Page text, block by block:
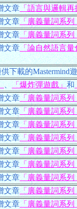
文章「語言與邏輯再
文章「廣義量詞系
文章「廣義量詞系
文章「論自然語言
下載的Mastermind
、「爆炸彈遊戲」和
文章「廣義量詞系
文章「廣義量詞系
文章「廣義量詞系
文章「廣義量詞系
文章「廣義量詞系
文章「廣義量詞系
文章「廣義量詞系
文章「廣義量詞系
文章「廣義量詞系